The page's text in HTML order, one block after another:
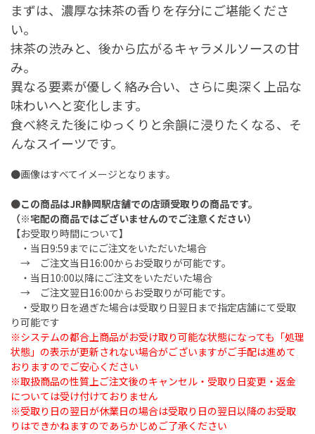
まずは、濃厚な抹茶の香りを存分にご堪能くださ
い。
抹茶の渋みと、後から広がるキャラメルソースの甘
み。
異なる要素が優しく絡み合い、さらに奥深く上品な
味わいへと変化します。
食べ終えた後にゆっくりと余韻に浸りたくなる、そ
んなスイーツです。
●画像はすべてイメージとなります。
●この商品はJR静岡駅店舗での店頭受取りの商品です。
（※宅配の商品ではございませんのでご注意ください）
【お受取り時間について】
・当日9:59までにご注文をいただいた場合
→ ご注文当日16:00からお受取りが可能です。
・当日10:00以降にご注文をいただいた場合
→ ご注文翌日16:00からお受取りが可能です。
・受取り日を過ぎた場合は受取り日翌日まで指定店舗にて受取
り可能です
※システムの都合上商品がお受け取り可能な状態になっても「処理
状態」の表示が更新されない場合がございますがご手配は進めて
おりますのでご安心ください
※取扱商品の性質上ご注文後のキャンセル・受取り日変更・返金
については受け付けておりません
※受取り日の翌日が休業日の場合は受取り日の翌日以降のお受取
りはできかねますのであらかじめご了承ください